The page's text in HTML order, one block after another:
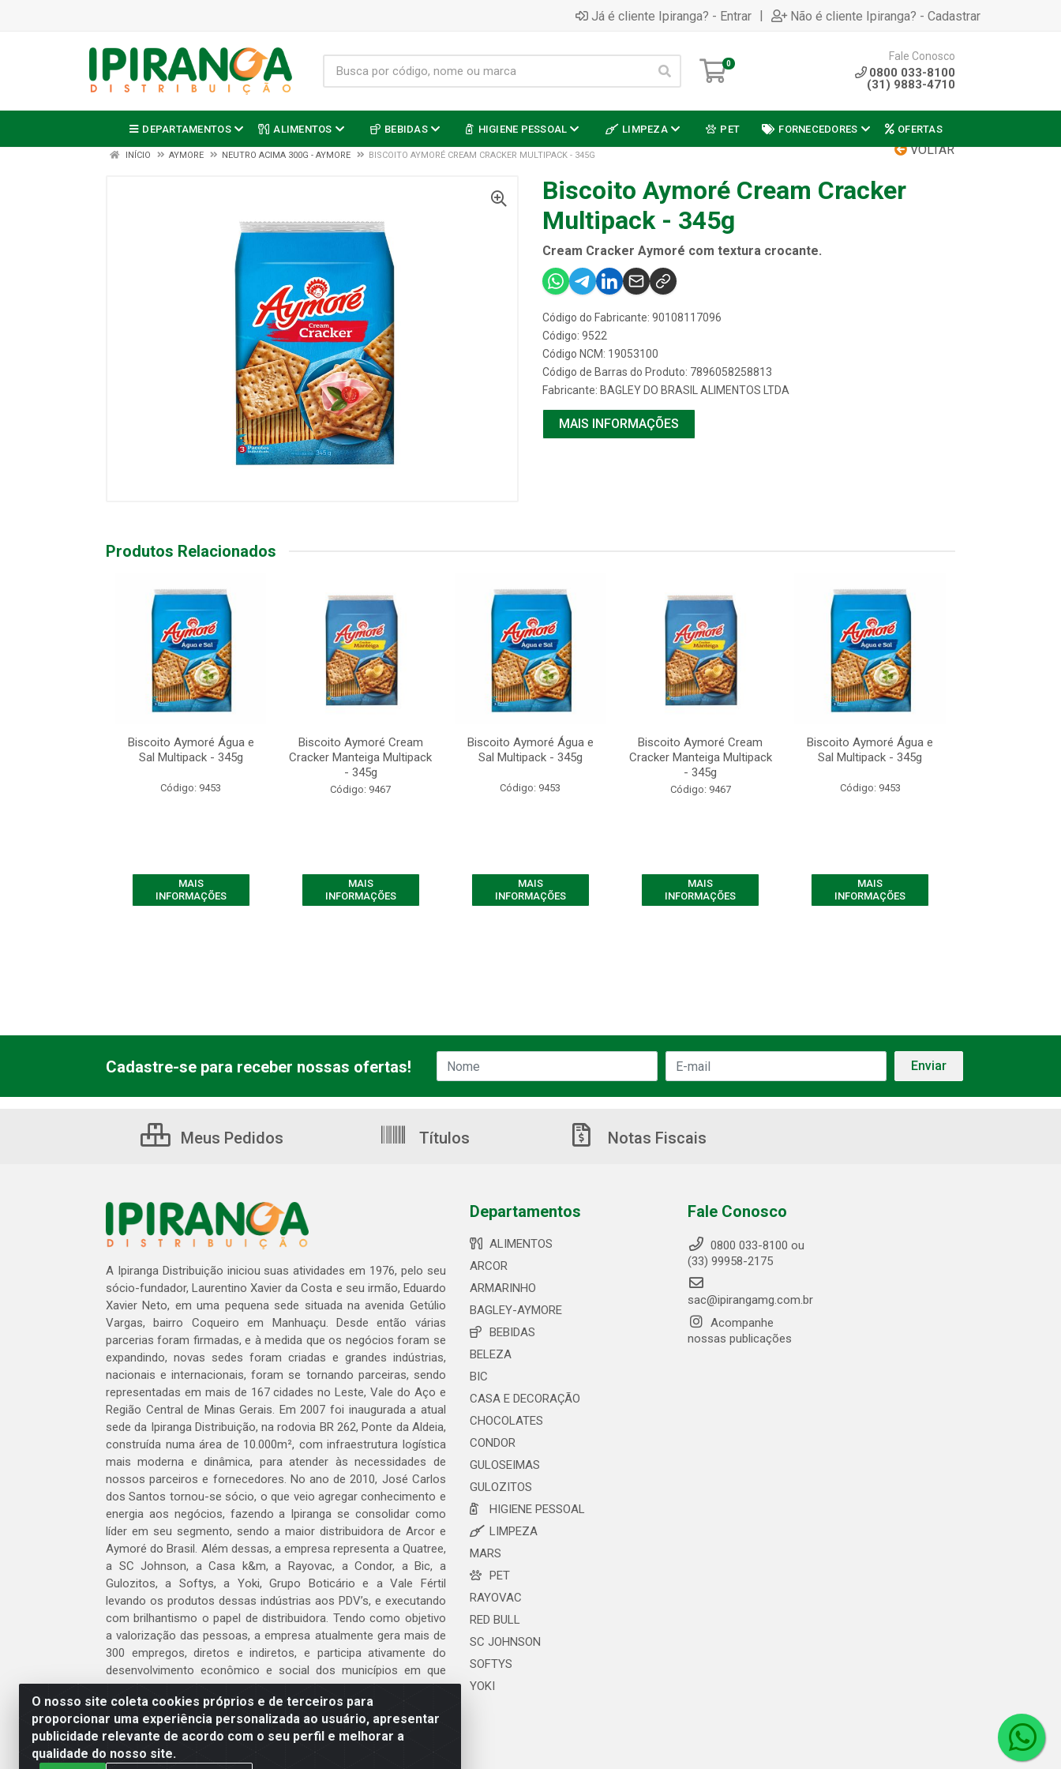
Já é cliente Ipiranga? - Entrar | Não é cliente Ipiranga? - Cadastrar
0
Fale Conosco
0800 033-8100
(31) 9883-4710
DEPARTAMENTOS ALIMENTOS BEBIDAS HIGIENE PESSOAL LIMPEZA PET FORNECEDORES OFERTAS
VOLTAR
INÍCIO AYMORE NEUTRO ACIMA 300G - AYMORE BISCOITO AYMORÉ CREAM CRACKER MULTIPACK - 345G
Biscoito Aymoré Cream Cracker
Multipack - 345g
Cream Cracker Aymoré com textura crocante.
Código do Fabricante: 90108117096
Código: 9522
Código NCM: 19053100
Código de Barras do Produto: 7896058258813
Fabricante: BAGLEY DO BRASIL ALIMENTOS LTDA
MAIS INFORMAÇÕES
Produtos Relacionados
Biscoito Aymoré Água e
Sal Multipack - 345g
Código: 9453
MAIS
INFORMAÇÕES
Biscoito Aymoré Cream
Cracker Manteiga Multipack
- 345g
Código: 9467
MAIS
INFORMAÇÕES
Biscoito Aymoré Água e
Sal Multipack - 345g
Código: 9453
MAIS
INFORMAÇÕES
Biscoito Aymoré Cream
Cracker Manteiga Multipack
- 345g
Código: 9467
MAIS
INFORMAÇÕES
Biscoito Aymoré Água e
Sal Multipack - 345g
Código: 9453
MAIS
INFORMAÇÕES
O nosso site coleta cookies próprios e de terceiros para
proporcionar uma experiência personalizada ao usuário, apresentar
publicidade relevante de acordo com o seu perfil e melhorar a
qualidade do nosso site.
Cadastre-se para receber nossas ofertas!
Meus Pedidos Títulos Notas Fiscais
A Ipiranga Distribuição iniciou suas atividades em 1976, pelo seu
sócio-fundador, Laurentino Xavier da Costa e seu irmão, Eduardo
Xavier Neto, em uma pequena sede situada na avenida Getúlio
Vargas, bairro Coqueiro em Manhuaçu. Desde então várias
parcerias foram firmadas, e à medida que os negócios foram se
expandindo, novas sedes foram criadas e grandes indústrias,
nacionais e internacionais, foram se tornando parceiras, sendo
representadas em mais de 167 cidades no Leste, Vale do Aço e
Região Central de Minas Gerais. Em 2007 foi inaugurada a atual
sede da Ipiranga Distribuição, na rodovia BR 262, Ponte da Aldeia,
construída numa área de 10.000m², com infraestrutura logística
mais moderna e dinâmica, para atender às necessidades de
nossos parceiros e fornecedores. No ano de 2010, José Carlos
dos Santos tornou-se sócio, o que veio agregar conhecimento e
energia aos negócios, fazendo a Ipiranga se consolidar como
líder em seu segmento, sendo a maior distribuidora de Arcor e
Aymoré do Brasil. Além dessas, a empresa representa a Quatree,
a SC Johnson, a Casa k&m, a Rayovac, a Condor, a Bic, a
Gulozitos, a Softys, a Yoki, Grupo Boticário e a Vale Fértil
levando os produtos dessas indústrias aos PDV’s, e executando
com brilhantismo o papel de distribuidora. Tendo como objetivo
a valorização das pessoas, a empresa atualmente gera mais de
300 empregos, diretos e indiretos, e participa ativamente do
desenvolvimento econômico e social dos municípios em que
atua.
Venha fazer parte do nosso time!
Clique aqui
Departamentos
ALIMENTOS
ARCOR
ARMARINHO
BAGLEY-AYMORE
BEBIDAS
BELEZA
BIC
CASA E DECORAÇÃO
CHOCOLATES
CONDOR
GULOSEIMAS
GULOZITOS
HIGIENE PESSOAL
LIMPEZA
MARS
PET
RAYOVAC
RED BULL
SC JOHNSON
SOFTYS
YOKI
Fale Conosco
0800 033-8100 ou
(33) 99958-2175
sac@ipirangamg.com.br
Acompanhe
nossas publicações